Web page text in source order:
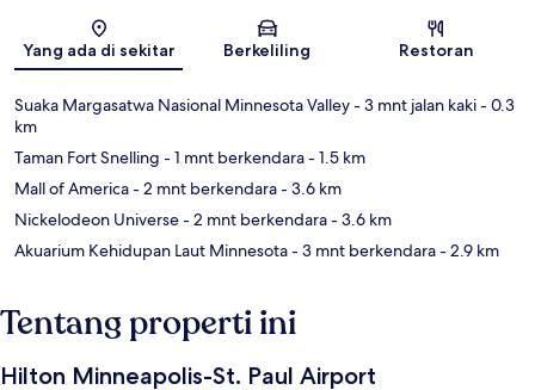
Peta
Yang ada di sekitar Berkeliling Restoran
Suaka Margasatwa Nasional Minnesota Valley- 3 mnt jalan kaki- 0.3
km
Taman Fort Snelling - 1 mnt berkendara- 1.5 km
Mall of America- 2 mnt berkendara- 3.6 km
Nickelodeon Universe- 2 mnt berkendara- 3.6 km
Akuarium Kehidupan Laut Minnesota- 3 mnt berkendara- 2.9 km
Tentang properti ini
Hilton Minneapolis-St. Paul Airport